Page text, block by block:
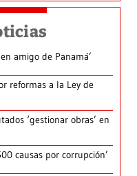
amigo de Panamá’
reformas a la Ley de
‘gestionar obras’ en
causas por corrupción’